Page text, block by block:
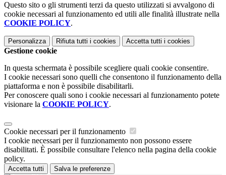
Questo sito o gli strumenti terzi da questo utilizzati si avvalgono di
cookie necessari al funzionamento ed utili alle finalità illustrate nella
COOKIE POLICY.
Personalizza Rifiuta tutti i cookies Accetta tutti i cookies
Gestione cookie
In questa schermata è possibile scegliere quali cookie consentire.
I cookie necessari sono quelli che consentono il funzionamento della
piattaforma e non è possibile disabilitarli.
Per conoscere quali sono i cookie necessari al funzionamento potete
visionare la COOKIE POLICY.
Cookie necessari per il funzionamento
I cookie necessari per il funzionamento non possono essere
disabilitati. È possibile consultare l'elenco nella pagina della cookie
policy.
Accetta tutti Salva le preferenze